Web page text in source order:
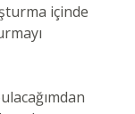
içinde